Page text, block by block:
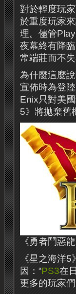
對於輕度玩
於重度玩家
理。儘管
夜幕終有降
常端莊而不
為什麼這麼
宣佈時為登陸
Enix只對美
5》將拋棄舊
《勇者鬥惡
《星之海洋
因：“PS3在
更多的玩家